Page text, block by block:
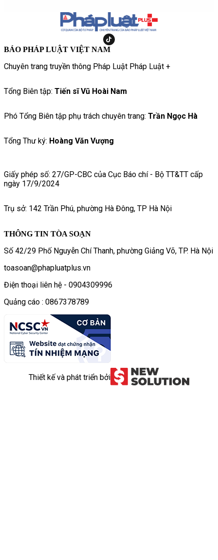
BÁO PHÁP LUẬT VIỆT NAM
Chuyên trang truyền thông Pháp Luật Pháp Luật +
Tổng Biên tập: Tiến sĩ Vũ Hoài Nam
Phó Tổng Biên tập phụ trách chuyên trang: Trần Ngọc Hà
Tổng Thư ký: Hoàng Văn Vượng
Giấy phép số: 27/GP-CBC của Cục Báo chí - Bộ TT&TT cấp
ngày 17/9/2024
Trụ sở: 142 Trần Phú, phường Hà Đông, TP Hà Nội
THÔNG TIN TÒA SOẠN
Số 42/29 Phố Nguyễn Chí Thanh, phường Giảng Võ, TP. Hà Nội
toasoan@phapluatplus.vn
Điện thoại liên hệ - 0904309996
Quảng cáo : 0867378789
Thiết kế và phát triển bởi